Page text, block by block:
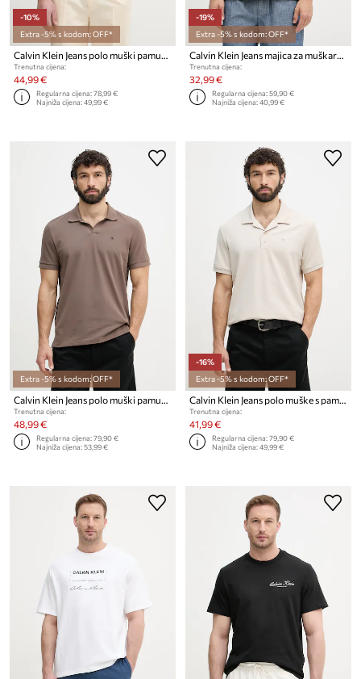
-10%
Extra -5% s kodom: OFF*
Trenutna cijena:
44,99 €
Regularna cijena:78,99 €
Najniža cijena:49,99 €
-19%
Extra -5% s kodom: OFF*
Trenutna cijena:
32,99 €
Regularna cijena:59,90 €
Najniža cijena:40,99 €
Extra -5% s kodom: OFF*
Calvin Klein Jeans polo muški pamučni
Trenutna cijena:
48,99 €
Regularna cijena:79,90 €
Najniža cijena:53,99 €
-16%
Extra -5% s kodom: OFF*
Calvin Klein Jeans polo muške s pamukom
Trenutna cijena:
41,99 €
Regularna cijena:79,90 €
Najniža cijena:49,99 €